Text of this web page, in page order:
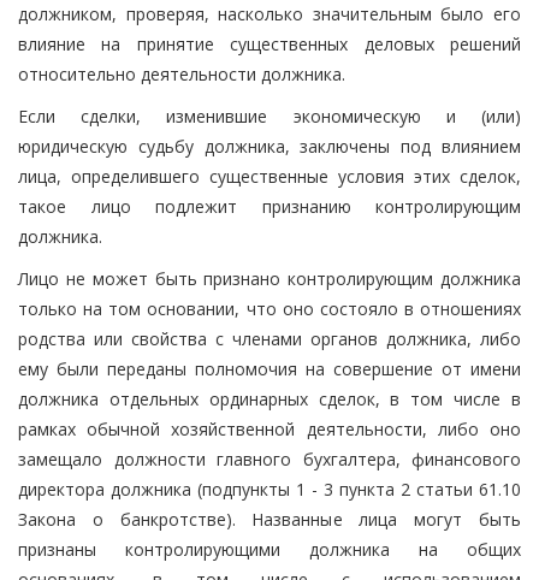
должником, проверяя, насколько значительным было его
влияние на принятие существенных деловых решений
относительно деятельности должника.
Если сделки, изменившие экономическую и (или)
юридическую судьбу должника, заключены под влиянием
лица, определившего существенные условия этих сделок,
такое лицо подлежит признанию контролирующим
должника.
Лицо не может быть признано контролирующим должника
только на том основании, что оно состояло в отношениях
родства или свойства с членами органов должника, либо
ему были переданы полномочия на совершение от имени
должника отдельных ординарных сделок, в том числе в
рамках обычной хозяйственной деятельности, либо оно
замещало должности главного бухгалтера, финансового
директора должника (подпункты 1 - 3 пункта 2 статьи 61.10
Закона о банкротстве). Названные лица могут быть
признаны контролирующими должника на общих